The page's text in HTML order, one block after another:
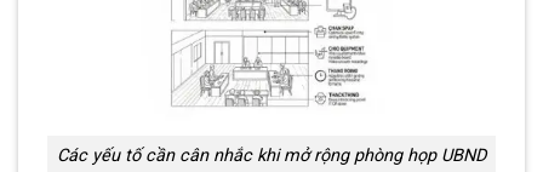
Các yếu tố cần cân nhắc khi mở rộng phòng họp UBND